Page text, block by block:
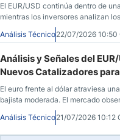
El EUR/USD continúa dentro de
mientras los inversores analizan
señales del BCE.
Análisis Técnico22/07/2026 10:50
Análisis y Señales del
Nuevos Catalizadores
El euro frente al dólar atraviesa
bajista moderada. El mercado
zonas técnicas donde
control.
Análisis Técnico21/07/2026 10:12